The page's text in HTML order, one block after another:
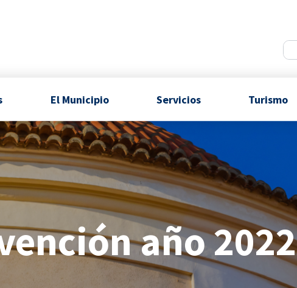
El Municipio Servicios Turismo
año 2022